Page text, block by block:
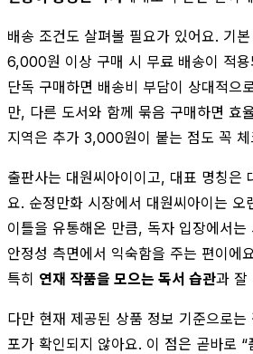
배송 조건도 살펴볼 필요가 있어요. 기
6,000원 이상 구매 시 무료 배송이 적
단독 구매하면 배송비 부담이 상대적으
만, 다른 도서와 함께 묶음 구매하면 효
지역은 추가 3,000원이 붙는 점도 꼭 체
출판사는 대원씨아이이고, 대표 명칭은
요. 순정만화 시장에서 대원씨아이는 오
이틀을 유통해온 만큼, 독자 입장에서는
안정성 측면에서 익숙함을 주는 편이에
특히 연재 작품을 모으는 독서 습관과 잘
다만 현재 제공된 상품 정보 기준으로
포가 확인되지 않아요. 이 점은 곧바로 “